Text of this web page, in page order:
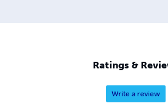
Ratings &
Write a review